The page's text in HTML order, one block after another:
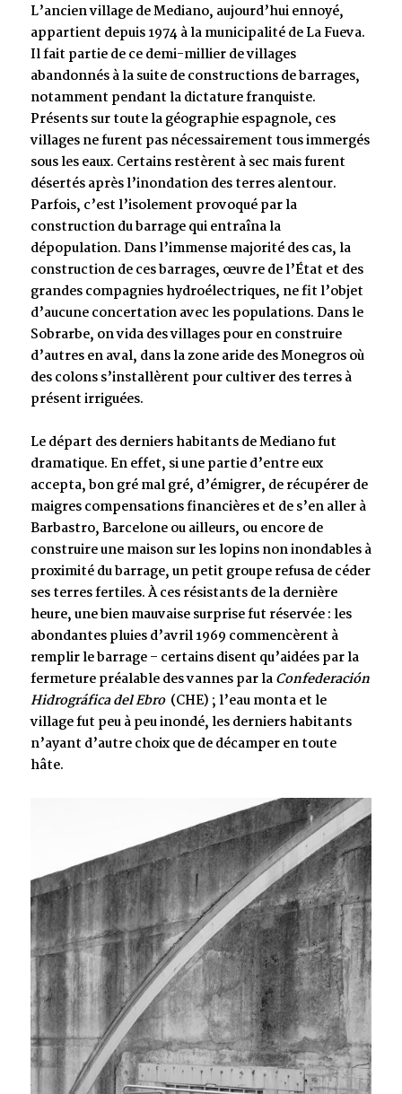
L’ancien village de Mediano, aujourd’hui ennoyé,
appartient depuis 1974 à la municipalité de La Fueva.
Il fait partie de ce demi-millier de villages
abandonnés à la suite de constructions de barrages,
notamment pendant la dictature franquiste.
Présents sur toute la géographie espagnole, ces
villages ne furent pas nécessairement tous immergés
sous les eaux. Certains restèrent à sec mais furent
désertés après l’inondation des terres alentour.
Parfois, c’est l’isolement provoqué par la
construction du barrage qui entraîna la
dépopulation. Dans l’immense majorité des cas, la
construction de ces barrages, œuvre de l’État et des
grandes compagnies hydroélectriques, ne fit l’objet
d’aucune concertation avec les populations. Dans le
Sobrarbe, on vida des villages pour en construire
d’autres en aval, dans la zone aride des Monegros où
des colons s’installèrent pour cultiver des terres à
présent irriguées.
Le départ des derniers habitants de Mediano fut
dramatique. En effet, si une partie d’entre eux
accepta, bon gré mal gré, d’émigrer, de récupérer de
maigres compensations financières et de s’en aller à
Barbastro, Barcelone ou ailleurs, ou encore de
construire une maison sur les lopins non inondables à
proximité du barrage, un petit groupe refusa de céder
ses terres fertiles. À ces résistants de la dernière
heure, une bien mauvaise surprise fut réservée : les
abondantes pluies d’avril 1969 commencèrent à
remplir le barrage – certains disent qu’aidées par la
fermeture préalable des vannes par laConfederación
Hidrográfica del Ebro (CHE) ; l’eau monta et le
village fut peu à peu inondé, les derniers habitants
n’ayant d’autre choix que de décamper en toute
hâte.